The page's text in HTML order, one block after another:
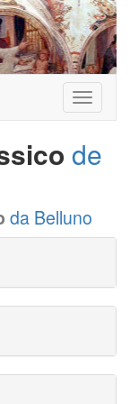
Toggle
de
da Belluno